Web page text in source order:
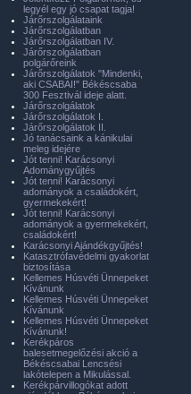
legyél egy jó csapat tagja!
Járőrszolgálataink
Járőrszolgálatban
Járőrszolgálatban IV.
Járőrszolgálatban
polgárőreink
Járőrszolgálatok "Mindenki,
aki CSABAI!" Békéscsaba
300 Fesztivál ideje alatt.
Járőrszolgálatok
Járőrszolgálatok I.
Járőrszolgálatok II.
Jó tanácsaink a kánikulai
meleg idejére
Jót tenni! Karácsonyi
Adománygyűjtés
Jót tenni! Karácsonyi
adományok a családokért,
gyermekekért!
Jót tenni! Karácsonyi
adományok a gyermekekért,
családokért!
Karácsonyi Ajándékgyűjtés!
Katasztrófavédelmi gyakorlat
biztosítása
Kellemes Húsvéti Ünnepeket
Kívánunk
Kellemes Húsvéti Ünnepeket
Kívánunk
Kellemes Húsvéti Ünnepeket
Kívánunk!
Kerékpáros
balesetmegelőzési akció a
Békéscsabai Lencsési
lakótelepen a Mikulással.
Kerékpárvillogókat adott